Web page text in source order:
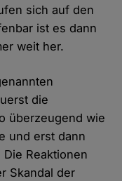
sich auf den
ist es dann
weit her.
die
überzeugend wie
und erst dann
Reaktionen
Skandal der